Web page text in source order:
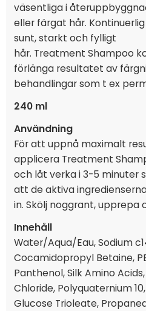
väsentliga i
eller färgat hår.
sunt, starkt och fylligt
hår. Treatment Shampoo
förlänga resultatet av
behandlingar som t ex
240 ml
Användning
För att uppnå maximalt
applicera Treatment
och låt verka i 3-5 minuter
att de aktiva
in. Skölj noggrant, upprepa
Innehåll
Water/Aqua/Eau, Sodium
Cocamidopropyl Betaine,
Panthenol, Silk Amino
Chloride, Polyquaternium
Glucose Trioleate,